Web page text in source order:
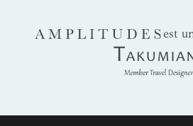
AMPLITUDES
est
Takumians